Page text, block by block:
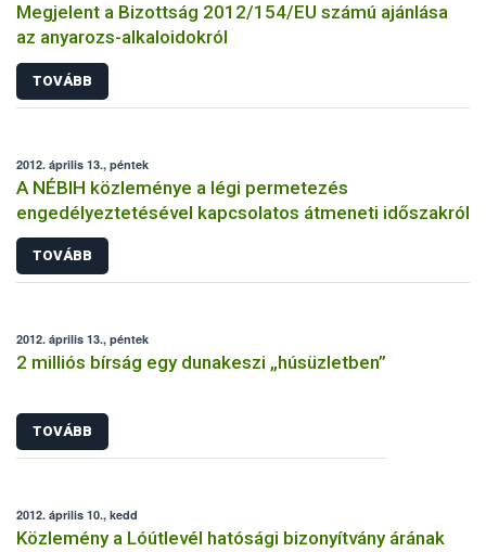
Megjelent a Bizottság 2012/154/EU számú ajánlása
az anyarozs-alkaloidokról
TOVÁBB
2012. április 13., péntek
A NÉBIH közleménye a légi permetezés
engedélyeztetésével kapcsolatos átmeneti időszakról
TOVÁBB
2012. április 13., péntek
2 milliós bírság egy dunakeszi „húsüzletben”
TOVÁBB
2012. április 10., kedd
Közlemény a Lóútlevél hatósági bizonyítvány árának